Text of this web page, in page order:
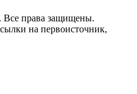
Все права защищены.
на первоисточник,